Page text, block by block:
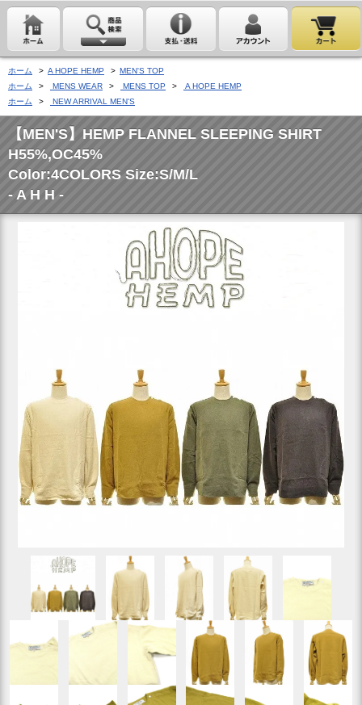
ホーム > A HOPE HEMP > MEN'S TOP
ホーム
> MENS WEAR > MENS TOP >
A HOPE HEMP
ホーム
> NEW ARRIVAL MEN'S
【MEN'S】HEMP FLANNEL SLEEPING SHIRT
H55%,OC45%
Color:4COLORS Size:S/M/L
- A H H -